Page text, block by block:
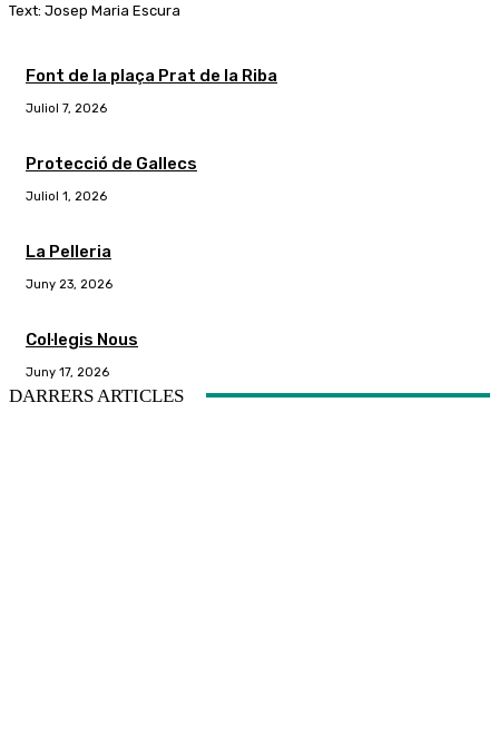
Text: Josep Maria Escura
Font de la plaça Prat de la Riba
Juliol 7, 2026
Protecció de Gallecs
Juliol 1, 2026
La Pelleria
Juny 23, 2026
Col·legis Nous
Juny 17, 2026
DARRERS ARTICLES